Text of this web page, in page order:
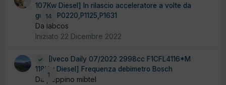
14
107Kw Diesel] In rilascio acceleratore a volte da
guasti P0220,P1125,P1631
Da labcos
Iniziato 22 Dicembre 2022
1
[Iveco Daily 07/2022 2998cc F1CFL4116*M
118Kw Diesel] Frequenza debimetro Bosch
Da peppino mibtel